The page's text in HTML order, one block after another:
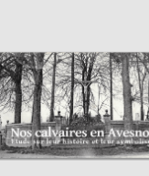
en